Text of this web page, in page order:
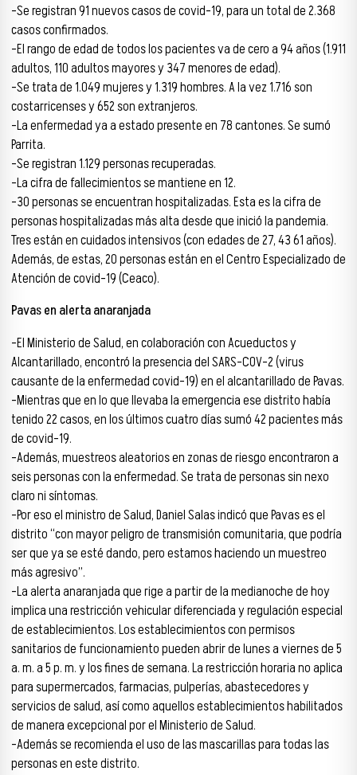
-Se registran 91 nuevos casos de covid-19, para un total de 2.368
casos confirmados.
-El rango de edad de todos los pacientes va de cero a 94 años (1.911
adultos, 110 adultos mayores y 347 menores de edad).
-Se trata de 1.049 mujeres y 1.319 hombres. A la vez 1.716 son
costarricenses y 652 son extranjeros.
-La enfermedad ya a estado presente en 78 cantones. Se sumó
Parrita.
-Se registran 1.129 personas recuperadas.
-La cifra de fallecimientos se mantiene en 12.
-30 personas se encuentran hospitalizadas. Esta es la cifra de
personas hospitalizadas más alta desde que inició la pandemia.
Tres están en cuidados intensivos (con edades de 27, 43 61 años).
Además, de estas, 20 personas están en el Centro Especializado de
Atención de covid-19 (Ceaco).
Pavas en alerta anaranjada
-El Ministerio de Salud, en colaboración con Acueductos y
Alcantarillado, encontró la presencia del SARS-COV-2 (virus
causante de la enfermedad covid-19) en el alcantarillado de Pavas.
-Mientras que en lo que llevaba la emergencia ese distrito había
tenido 22 casos, en los últimos cuatro días sumó 42 pacientes más
de covid-19.
-Además, muestreos aleatorios en zonas de riesgo encontraron a
seis personas con la enfermedad. Se trata de personas sin nexo
claro ni síntomas.
-Por eso el ministro de Salud, Daniel Salas indicó que Pavas es el
distrito “con mayor peligro de transmisión comunitaria, que podría
ser que ya se esté dando, pero estamos haciendo un muestreo
más agresivo”.
-La alerta anaranjada que rige a partir de la medianoche de hoy
implica una restricción vehicular diferenciada y regulación especial
de establecimientos. Los establecimientos con permisos
sanitarios de funcionamiento pueden abrir de lunes a viernes de 5
a. m. a 5 p. m. y los fines de semana. La restricción horaria no aplica
para supermercados, farmacias, pulperías, abastecedores y
servicios de salud, así como aquellos establecimientos habilitados
de manera excepcional por el Ministerio de Salud.
-Además se recomienda el uso de las mascarillas para todas las
personas en este distrito.